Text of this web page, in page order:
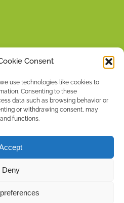
Consent
use technologies like cookies to
Consenting to these
data such as browsing behavior or
or withdrawing consent, may
functions.
Deny